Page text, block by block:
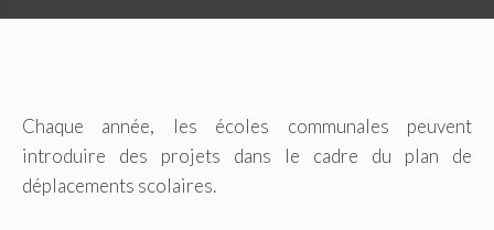
Chaque année, les écoles communales peuvent
introduire des projets dans le cadre du plan de
déplacements scolaires.